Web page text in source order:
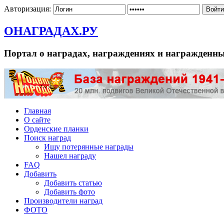
Авторизация:
ОНАГРАДАХ.РУ
Портал о наградах, награждениях и
Главная
О сайте
Орденские планки
Поиск наград
Ищу потерянные награды
Нашел награду
FAQ
Добавить
Добавить статью
Добавить фото
Производители наград
ФОТО